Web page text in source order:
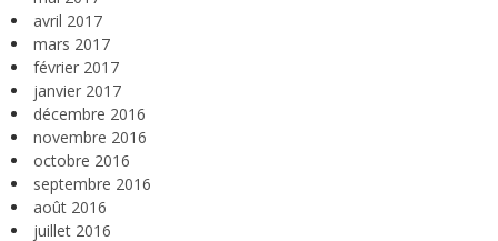
avril 2017
mars 2017
février 2017
janvier 2017
décembre 2016
novembre 2016
octobre 2016
septembre 2016
août 2016
juillet 2016